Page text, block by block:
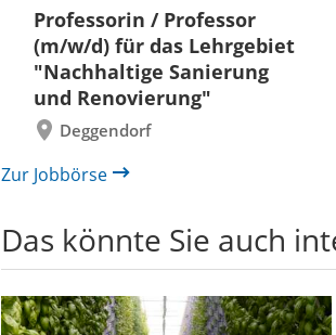
Professorin / Professor
(m/w/d) für das Lehrgebiet
"Nachhaltige Sanierung
und Renovierung"
Deggendorf
zurück
Zur Jobbörse
Das könnte Sie auch